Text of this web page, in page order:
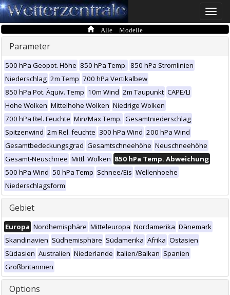
Toggle
Alle Modelle
Parameter
500 hPa Geopot. Höhe 850 hPa Temp. 850 hPa Stromlinien
Niederschlag 2m Temp 700 hPa Vertikalbew
850 hPa Pot. Äquiv. Temp 10m Wind 2m Taupunkt CAPE/LI
Hohe Wolken Mittelhohe Wolken Niedrige Wolken
700 hPa Rel. Feuchte Min/Max Temp. Gesamtniederschlag
Spitzenwind 2m Rel. feuchte 300 hPa Wind 200 hPa Wind
Gesamtbedeckungsgrad Gesamtschneehöhe Neuschneehöhe
Gesamt-Neuschnee Mittl. Wolken 850 hPa Temp. Abweichung
500 hPa Wind 50 hPa Temp Schnee/Eis Wellenhoehe
Niederschlagsform
Gebiet
Europa Nordhemisphäre Mitteleuropa Nordamerika Dänemark
Skandinavien Südhemisphäre Südamerika Afrika Ostasien
Südasien Australien Niederlande Italien/Balkan Spanien
Großbritannien
Options